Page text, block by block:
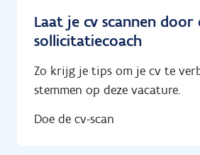
Laat je cv scannen door
sollicitatiecoach
Zo krijg je tips om je cv te
stemmen op deze vacature.
Doe de cv-scan